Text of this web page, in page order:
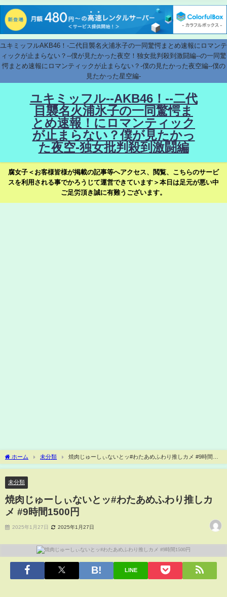
ユキミッフルAKB46！-二代目襲名火浦氷子の一同驚愕まとめ速報にロマンテ
ィックが止まらない？--僕が見たかった夜空！独女批判殺到激闘編--の一同驚
愕まとめ速報にロマンティックが止まらない？-僕の見たかった夜空編--僕の
見たかった星空編-
ユキミッフル--AKB46！--二代
目襲名火浦氷子の一同驚愕ま
とめ速報！にロマンティック
が止まらない？僕が見たかっ
た夜空-独女批判殺到激闘編
腐女子＜お客様皆様が掲載の記事等へアクセス、閲覧、こちらのサービ
スを利用される事でかろうじて運営できています＞本日は足元が悪い中
ご足労頂き誠に有難うございます。
ホーム 未分類
焼肉じゅーしぃないとッ#わたあめふわり推しカメ #9時間
1500円
未分類
焼肉じゅーしぃないとッ#わたあめふわり推しカ
メ #9時間1500円
2025年1月27日 2025年1月27日
LINE